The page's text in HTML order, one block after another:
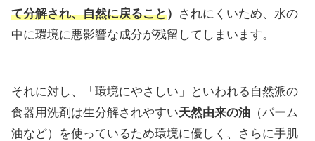
て分解され、自然に戻ること）
されにくいため、水の
中に環境に悪影響な成分が残留してしまいます。
それに対し、「環境にやさしい」といわれる自然派の
食器用洗剤は生分解されやすい天然由来の油 （パーム
油など）を使っているため環境に優しく、さらに手肌